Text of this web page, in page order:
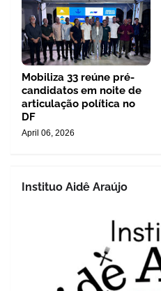
Mobiliza 33 reúne pré-
candidatos em noite de
articulação política no
DF
April 06, 2026
Instituo Aidê Araújo